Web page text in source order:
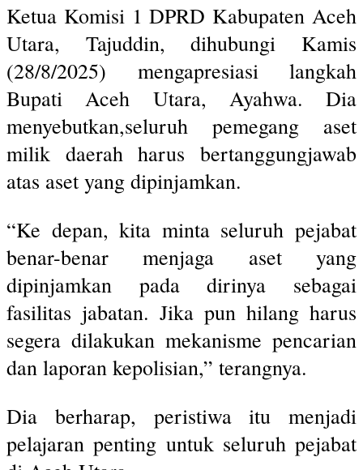
Ketua Komisi 1 DPRD Kabupaten Aceh
Utara, Tajuddin, dihubungi Kamis
(28/8/2025) mengapresiasi langkah
Bupati Aceh Utara, Ayahwa. Dia
menyebutkan,seluruh pemegang aset
milik daerah harus bertanggungjawab
atas aset yang dipinjamkan.
“Ke depan, kita minta seluruh pejabat
benar-benar menjaga aset yang
dipinjamkan pada dirinya sebagai
fasilitas jabatan. Jika pun hilang harus
segera dilakukan mekanisme pencarian
dan laporan kepolisian,” terangnya.
Dia berharap, peristiwa itu menjadi
pelajaran penting untuk seluruh pejabat